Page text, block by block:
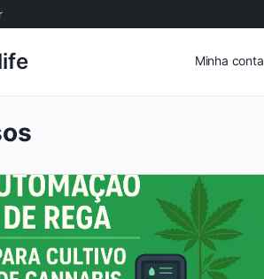
Minha conta